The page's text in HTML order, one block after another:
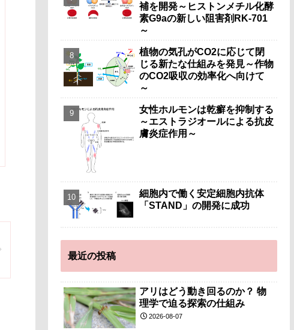
補を開発～ヒストンメチル化酵
素G9aの新しい阻害剤RK-701
～
植物の気孔がCO2に応じて閉
じる新たな仕組みを発見～作物
のCO2吸収の効率化へ向けて
～
女性ホルモンは乾癬を抑制する
～エストラジオールによる抗皮
膚炎症作用～
細胞内で働く安定細胞内抗体
「STAND」の開発に成功
最近の投稿
アリはどう動き回るのか？ 物
理学で迫る探索の仕組み
2026-08-07